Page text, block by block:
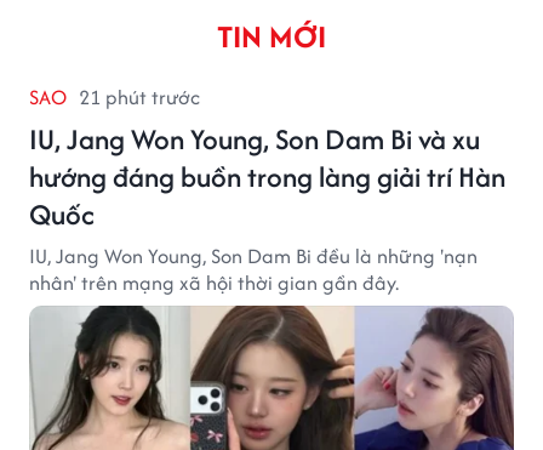
TIN MỚI
SAO 21 phút trước
IU, Jang Won Young, Son Dam Bi và xu
hướng đáng buồn trong làng giải trí Hàn
Quốc
IU, Jang Won Young, Son Dam Bi đều là những 'nạn
nhân' trên mạng xã hội thời gian gần đây.